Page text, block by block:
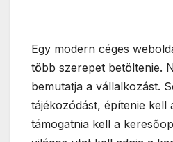
Egy modern céges
több szerepet betöltenie.
bemutatja a vállalkozást.
tájékozódást, építenie kell
támogatnia kell a